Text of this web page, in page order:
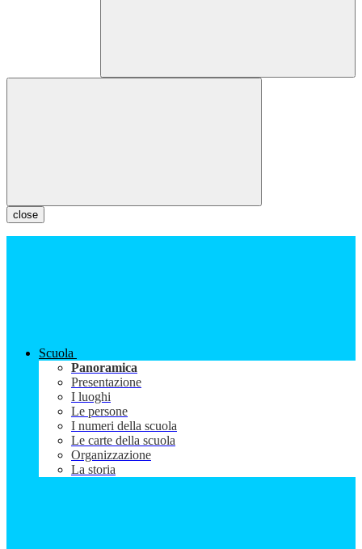
close
Scuola
Panoramica
Presentazione
I luoghi
Le persone
I numeri della scuola
Le carte della scuola
Organizzazione
La storia